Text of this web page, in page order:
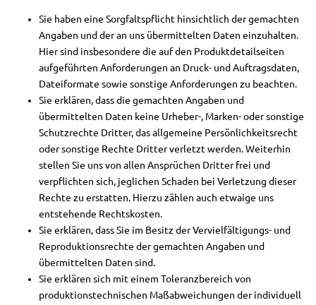
Sie haben eine Sorgfaltspflicht hinsichtlich der gemachten
Angaben und der an uns übermittelten Daten einzuhalten.
Hier sind insbesondere die auf den Produktdetailseiten
aufgeführten Anforderungen an Druck- und Auftragsdaten,
Dateiformate sowie sonstige Anforderungen zu beachten.
Sie erklären, dass die gemachten Angaben und
übermittelten Daten keine Urheber-, Marken- oder sonstige
Schutzrechte Dritter, das allgemeine Persönlichkeitsrecht
oder sonstige Rechte Dritter verletzt werden. Weiterhin
stellen Sie uns von allen Ansprüchen Dritter frei und
verpflichten sich, jeglichen Schaden bei Verletzung dieser
Rechte zu erstatten. Hierzu zählen auch etwaige uns
entstehende Rechtskosten.
Sie erklären, dass Sie im Besitz der Vervielfältigungs- und
Reproduktionsrechte der gemachten Angaben und
übermittelten Daten sind.
Sie erklären sich mit einem Toleranzbereich von
produktionstechnischen Maßabweichungen der individuell